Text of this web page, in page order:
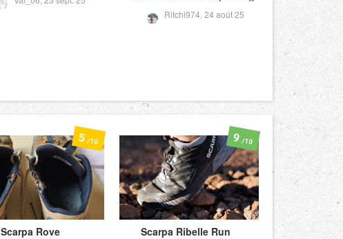
Ritchi974,24 août 25
Scarpa Rove
5/10
Scarpa Ribelle Run
9/10